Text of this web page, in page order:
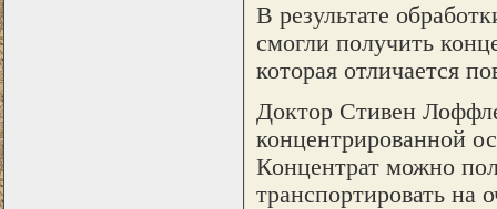
В результате
смогли получить
которая отличается
Доктор Стивен
концентрированной
Концентрат можно
транспортировать на